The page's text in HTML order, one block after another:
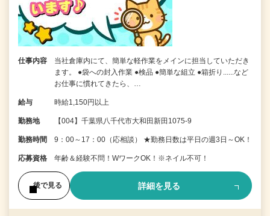
仕事内容
当社倉庫内にて、簡単な軽作業をメインに担当していただき
ます。 ●袋への封入作業 ●検品 ●簡単な組立 ●箱折り......など
お仕事に慣れてきたら、…
給与 時給1,150円以上
勤務地 【004】千葉県八千代市大和田新田1075-9
勤務時間 9：00～17：00（応相談） ★勤務日数は平日の週3日～OK！
応募資格 年齢＆経験不問！WワークOK！※ネイル不可！
後で見る 詳細を見る